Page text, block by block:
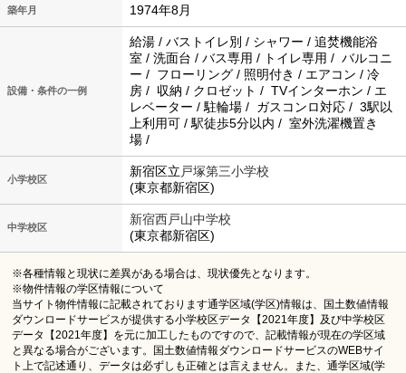
築年月 1974年8月
設備・条件の一例
給湯 / バストイレ別 / シャワー / 追焚機能浴
室 / 洗面台 / バス専用 / トイレ専用 / バルコニ
ー / フローリング / 照明付き / エアコン / 冷
房 / 収納 / クロゼット / TVインターホン / エ
レベーター / 駐輪場 / ガスコンロ対応 / 3駅以
上利用可 / 駅徒歩5分以内 / 室外洗濯機置き
場 /
小学校区
新宿区立 戸塚第三小学校
(東京都新宿区)
中学校区
新宿西戸山中学校
(東京都新宿区)
※各種情報と現状に差異がある場合は、現状優先となります。
※物件情報の学区情報について
当サイト物件情報に記載されております通学区域(学区)情報は、国土数値情報
ダウンロードサービスが提供する小学校区データ【2021年度】及び中学校区
データ【2021年度】を元に加工したものですので、記載情報が現在の学区域
と異なる場合がございます。国土数値情報ダウンロードサービスのWEBサイ
ト上で記述通り、データは必ずしも正確とは言えません。また、通学区域(学